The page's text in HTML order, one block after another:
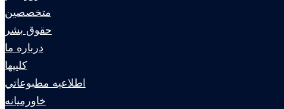
متخصصين
حقوق بشر
درباره ما
كليپها
اطلاعيه مطبوعاتي
خاورميانه